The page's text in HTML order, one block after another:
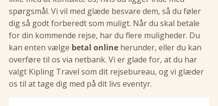
spørgsmål. Vi vil med glæde besvare dem, så du føler
dig så godt forberedt som muligt. Når du skal betale
for din kommende rejse, har du flere muligheder. Du
kan enten vælge betal online herunder, eller du kan
overføre til os via netbank. Vi er glade for, at du har
valgt Kipling Travel som dit rejsebureau, og vi glæder
os til at tage dig med på dit livs eventyr.